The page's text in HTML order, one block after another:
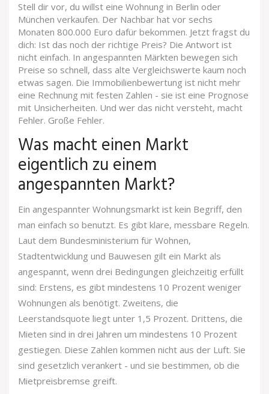
Stell dir vor, du willst eine Wohnung in Berlin oder
München verkaufen. Der Nachbar hat vor sechs
Monaten 800.000 Euro dafür bekommen. Jetzt fragst du
dich: Ist das noch der richtige Preis? Die Antwort ist
nicht einfach. In angespannten Märkten bewegen sich
Preise so schnell, dass alte Vergleichswerte kaum noch
etwas sagen. Die Immobilienbewertung ist nicht mehr
eine Rechnung mit festen Zahlen - sie ist eine Prognose
mit Unsicherheiten. Und wer das nicht versteht, macht
Fehler. Große Fehler.
Was macht einen Markt
eigentlich zu einem
angespannten Markt?
Ein angespannter Wohnungsmarkt ist kein Begriff, den
man einfach so benutzt. Es gibt klare, messbare Regeln.
Laut dem Bundesministerium für Wohnen,
Stadtentwicklung und Bauwesen gilt ein Markt als
angespannt, wenn drei Bedingungen gleichzeitig erfüllt
sind: Erstens, es gibt mindestens 10 Prozent weniger
Wohnungen als benötigt. Zweitens, die
Leerstandsquote liegt unter 1,5 Prozent. Drittens, die
Mieten sind in drei Jahren um mindestens 10 Prozent
gestiegen. Diese Zahlen kommen nicht aus der Luft. Sie
sind gesetzlich verankert - und sie bestimmen, ob die
Mietpreisbremse greift.